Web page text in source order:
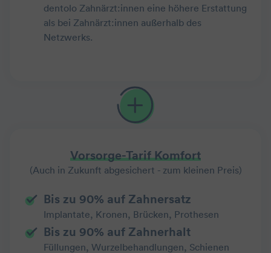
dentolo Zahnärzt:innen eine höhere Erstattung
als bei Zahnärzt:innen außerhalb des
Netzwerks.
Vorsorge-Tarif Komfort
(Auch in Zukunft abgesichert - zum kleinen Preis)
Bis zu 90% auf Zahnersatz
Implantate, Kronen, Brücken, Prothesen
Bis zu 90% auf Zahnerhalt
Füllungen, Wurzelbehandlungen, Schienen